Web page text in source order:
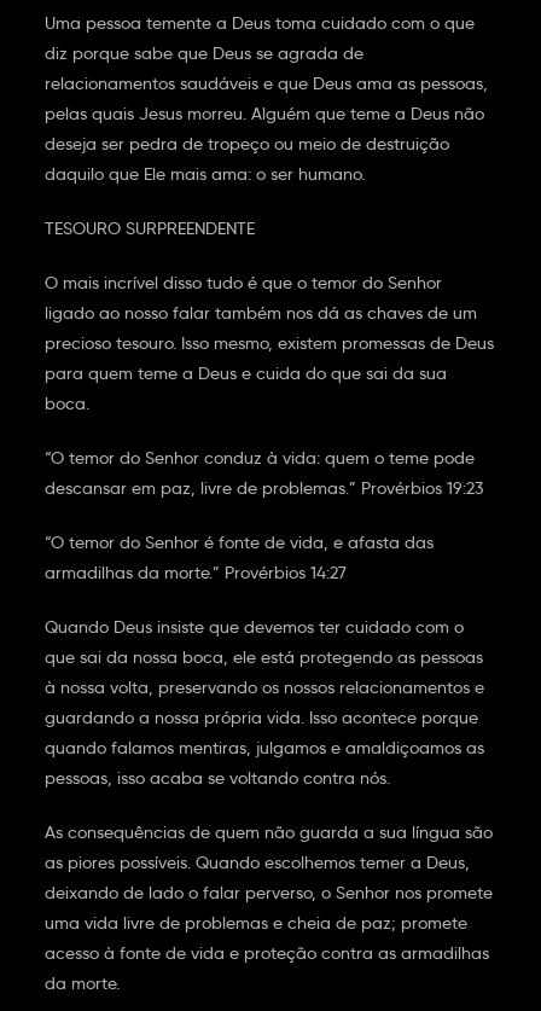
Uma pessoa temente a Deus toma cuidado com o que
diz porque sabe que Deus se agrada de
relacionamentos saudáveis e que Deus ama as pessoas,
pelas quais Jesus morreu. Alguém que teme a Deus não
deseja ser pedra de tropeço ou meio de destruição
daquilo que Ele mais ama: o ser humano.
TESOURO SURPREENDENTE
O mais incrível disso tudo é que o temor do Senhor
ligado ao nosso falar também nos dá as chaves de um
precioso tesouro. Isso mesmo, existem promessas de Deus
para quem teme a Deus e cuida do que sai da sua
boca.
“O temor do Senhor conduz à vida: quem o teme pode
descansar em paz, livre de problemas.” Provérbios 19:23
“O temor do Senhor é fonte de vida, e afasta das
armadilhas da morte.” Provérbios 14:27
Quando Deus insiste que devemos ter cuidado com o
que sai da nossa boca, ele está protegendo as pessoas
à nossa volta, preservando os nossos relacionamentos e
guardando a nossa própria vida. Isso acontece porque
quando falamos mentiras, julgamos e amaldiçoamos as
pessoas, isso acaba se voltando contra nós.
As consequências de quem não guarda a sua língua são
as piores possíveis. Quando escolhemos temer a Deus,
deixando de lado o falar perverso, o Senhor nos promete
uma vida livre de problemas e cheia de paz; promete
acesso à fonte de vida e proteção contra as armadilhas
da morte.